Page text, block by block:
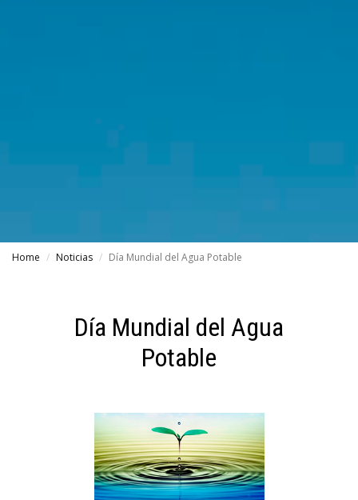
Home Noticias Día Mundial del Agua Potable
Día Mundial del Agua
Potable